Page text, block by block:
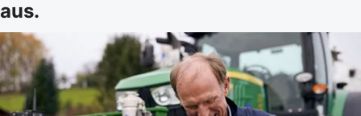
aus.